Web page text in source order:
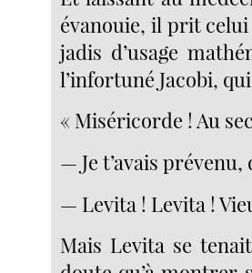
évanouie, il prit celui
jadis d’usage
l’infortuné Jacobi,
« Miséricorde ! Au
— Je t’avais prévenu,
— Levita ! Levita !
Mais Levita se